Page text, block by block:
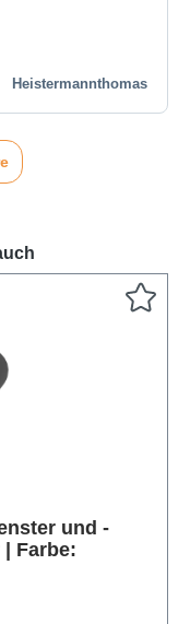
Heistermannthomas
und -
Farbe: